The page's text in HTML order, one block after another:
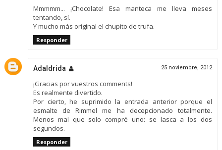
Mmmmm... ¡Chocolate! Esa manteca me lleva meses
tentando, sí.
Y mucho más original el chupito de trufa.
Responder
Adaldrida 25 noviembre, 2012
¡Gracias por vuestros comments!
Es realmente divertido.
Por cierto, he suprimido la entrada anterior porque el
esmalte de Rimmel me ha decepcionado totalmente.
Menos mal que solo compré uno: se lasca a los dos
segundos.
Responder